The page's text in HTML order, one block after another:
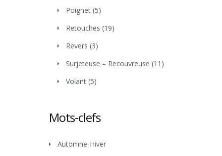
Poignet (5)
Retouches (19)
Revers (3)
Surjeteuse – Recouvreuse (11)
Volant (5)
Mots-clefs
Automne-Hiver